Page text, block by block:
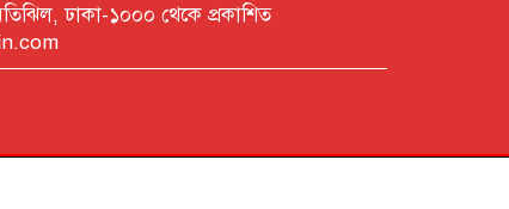
ঢাকা-১০০০ থেকে প্রকাশিত